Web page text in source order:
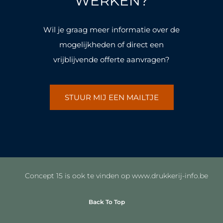
m
Wil je graag meer informatie over de
mogelijkheden of direct een
vrijblijvende offerte aanvragen?
STUUR MIJ EEN MAILTJE
Concept 15 is ook te vinden op www.drukkerij-info.be
Back To Top